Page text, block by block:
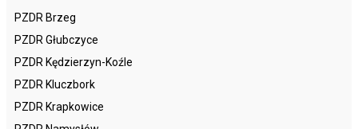
PZDR Brzeg
PZDR Głubczyce
PZDR Kędzierzyn-Koźle
PZDR Kluczbork
PZDR Krapkowice